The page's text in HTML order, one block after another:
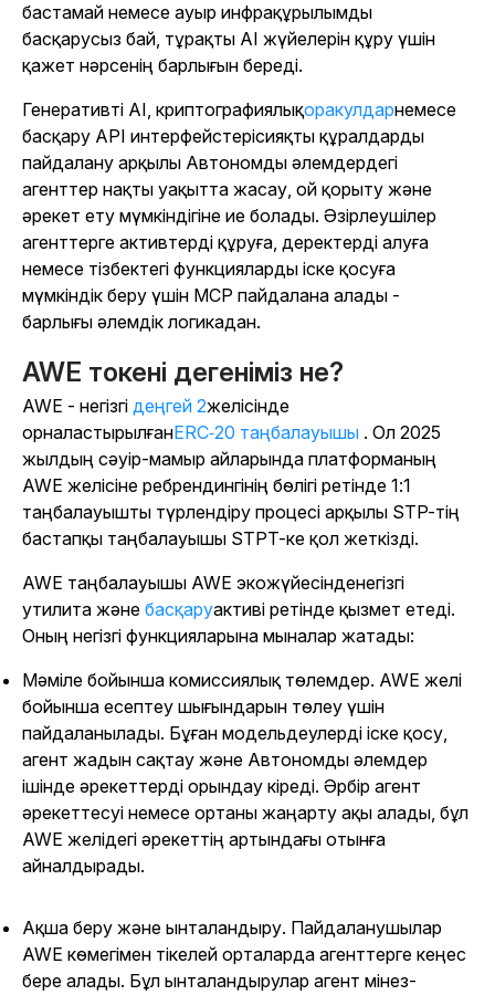
бастамай немесе ауыр инфрақұрылымды
басқарусыз бай, тұрақты AI жүйелерін құру үшін
қажет нәрсенің барлығын береді.
Генеративті AI, криптографиялықоракулдарнемесе
басқару API интерфейстерісияқты құралдарды
пайдалану арқылы Автономды әлемдердегі
агенттер нақты уақытта жасау, ой қорыту және
әрекет ету мүмкіндігіне ие болады. Әзірлеушілер
агенттерге активтерді құруға, деректерді алуға
немесе тізбектегі функцияларды іске қосуға
мүмкіндік беру үшін MCP пайдалана алады -
барлығы әлемдік логикадан.
AWE токені дегеніміз не?
AWE - негізгі деңгей 2желісінде
орналастырылғанERC‑20 таңбалауышы . Ол 2025
жылдың сәуір-мамыр айларында платформаның
AWE желісіне ребрендингінің бөлігі ретінде 1:1
таңбалауышты түрлендіру процесі арқылы STP-тің
бастапқы таңбалауышы STPT-ке қол жеткізді.
AWE таңбалауышы AWE экожүйесінденегізгі
утилита және басқаруактиві ретінде қызмет етеді.
Оның негізгі функцияларына мыналар жатады:
Мәміле бойынша комиссиялық төлемдер. AWE желі
бойынша есептеу шығындарын төлеу үшін
пайдаланылады. Бұған модельдеулерді іске қосу,
агент жадын сақтау және Автономды әлемдер
ішінде әрекеттерді орындау кіреді. Әрбір агент
әрекеттесуі немесе ортаны жаңарту ақы алады, бұл
AWE желідегі әрекеттің артындағы отынға
айналдырады.
Ақша беру және ынталандыру. Пайдаланушылар
AWE көмегімен тікелей орталарда агенттерге кеңес
бере алады. Бұл ынталандырулар агент мінез-